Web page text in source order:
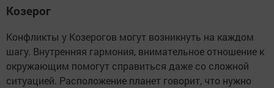
Козерог
Конфликты у Козерогов могут возникнуть на каждом
шагу. Внутренняя гармония, внимательное отношение к
окружающим помогут справиться даже со сложной
ситуацией. Расположение планет говорит, что нужно